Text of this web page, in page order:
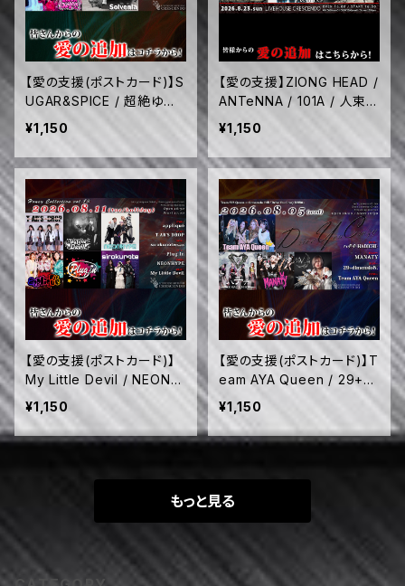
【愛の支援(ポストカード)】S
UGAR&SPICE / 超絶ゆる
っと / Solvenia / 松原みず
き with エリー (8/21)
¥1,150
【愛の支援】ZIONG HEAD /
ANTeNNA / 101A / 人束 /
AGITO (8/23)
¥1,150
【愛の支援(ポストカード)】
My Little Devil / NEONH
YPE / Plug in / sirokunot
e(名古屋) / T-AR'S DRO
P / appliqué (8/11)
¥1,150
【愛の支援(ポストカード)】T
eam AYA Queen / 29+di
mensioN. / MANATY / ハ
ヂチ-HADICHI- (8/5)
¥1,150
もっと見る